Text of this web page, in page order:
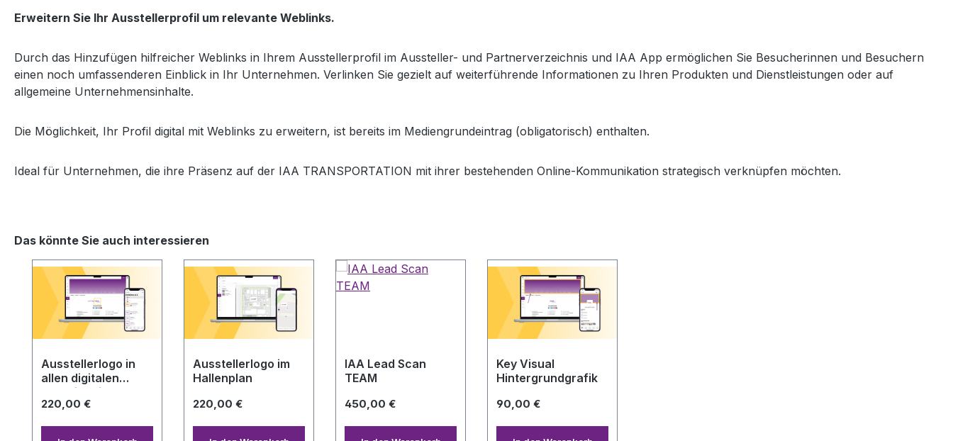
Erweitern Sie Ihr Ausstellerprofil um relevante Weblinks.
Durch das Hinzufügen hilfreicher Weblinks in Ihrem Ausstellerprofil im Aussteller- und Partnerverzeichnis und IAA App ermöglichen Sie Besucherinnen und Besuchern
einen noch umfassenderen Einblick in Ihr Unternehmen. Verlinken Sie gezielt auf weiterführende Informationen zu Ihren Produkten und Dienstleistungen oder auf
allgemeine Unternehmensinhalte.
Die Möglichkeit, Ihr Profil digital mit Weblinks zu erweitern, ist bereits im Mediengrundeintrag (obligatorisch) enthalten.
Ideal für Unternehmen, die ihre Präsenz auf der IAA TRANSPORTATION mit ihrer bestehenden Online-Kommunikation strategisch verknüpfen möchten.
Das könnte Sie auch interessieren
Produktgalerie überspringen
Ausstellerlogo in
allen digitalen
Verzeichnissen
220,00 €
Ausstellerlogo im
Hallenplan
220,00 €
IAA Lead Scan
TEAM
450,00 €
Key Visual
Hintergrundgrafik
90,00 €